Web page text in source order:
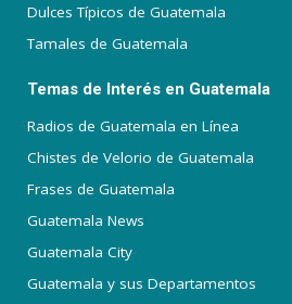
Dulces Típicos de Guatemala
Tamales de Guatemala
Temas de Interés en Guatemala
Radios de Guatemala en Línea
Chistes de Velorio de Guatemala
Frases de Guatemala
Guatemala News
Guatemala City
Guatemala y sus Departamentos